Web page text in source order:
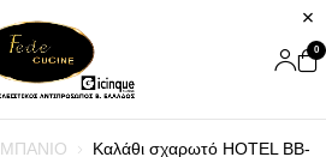
0
ΜΠΑΝΙΟ
Καλάθι σχαρωτό HOTEL BB-